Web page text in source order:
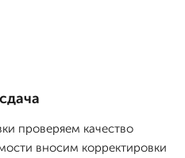
проверяем качество
вносим корректировки